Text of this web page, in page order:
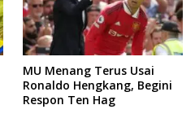
MU Menang Terus Usai
Ronaldo Hengkang, Begini
Respon Ten Hag